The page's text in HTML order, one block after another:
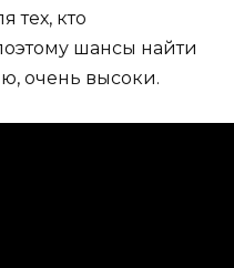
тех, кто
шансы найти
очень высоки.